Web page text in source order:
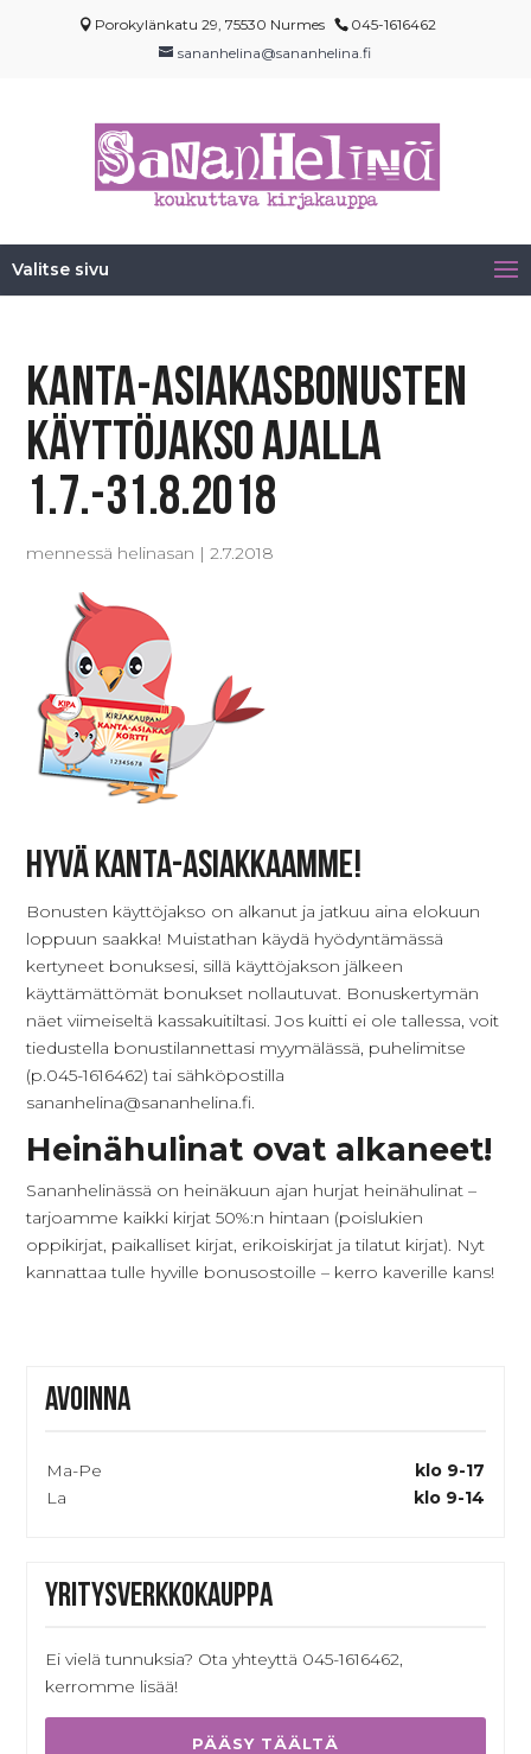
Porokylänkatu 29, 75530 Nurmes
045-1616462
sananhelina@sananhelina.fi
Valitse sivu
Kanta-asiakasbonusten
käyttöjakso ajalla
1.7.-31.8.2018
mennessä helinasan |2.7.2018
Hyvä kanta-asiakkaamme!
Bonusten käyttöjakso on alkanut ja jatkuu aina elokuun
loppuun saakka! Muistathan käydä hyödyntämässä
kertyneet bonuksesi, sillä käyttöjakson jälkeen
käyttämättömät bonukset nollautuvat. Bonuskertymän
näet viimeiseltä kassakuitiltasi. Jos kuitti ei ole tallessa, voit
tiedustella bonustilannettasi myymälässä, puhelimitse
(p.045-1616462) tai sähköpostilla
sananhelina@sananhelina.fi.
Heinähulinat ovat alkaneet!
Sananhelinässä on heinäkuun ajan hurjat heinähulinat –
tarjoamme kaikki kirjat 50%:n hintaan (poislukien
oppikirjat, paikalliset kirjat, erikoiskirjat ja tilatut kirjat). Nyt
kannattaa tulle hyville bonusostoille – kerro kaverille kans!
Avoinna
Ma-Pe
klo 9-17
La
klo 9-14
Yritysverkkokauppa
Ei vielä tunnuksia? Ota yhteyttä 045-1616462,
kerromme lisää!
PÄÄSY TÄÄLTÄ